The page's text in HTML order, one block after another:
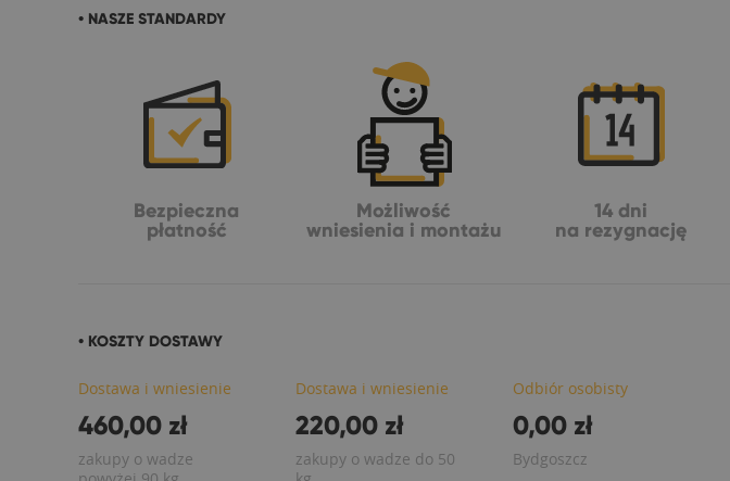
• NASZE STANDARDY
Bezpieczna
płatność
Możliwość
wniesienia i montażu
14 dni
na rezygnację
• KOSZTY DOSTAWY
Dostawa i wniesienie
460,00 zł
zakupy o wadze
Dostawa i wniesienie
220,00 zł
zakupy o wadze do 50
Odbiór osobisty
0,00 zł
Bydgoszcz